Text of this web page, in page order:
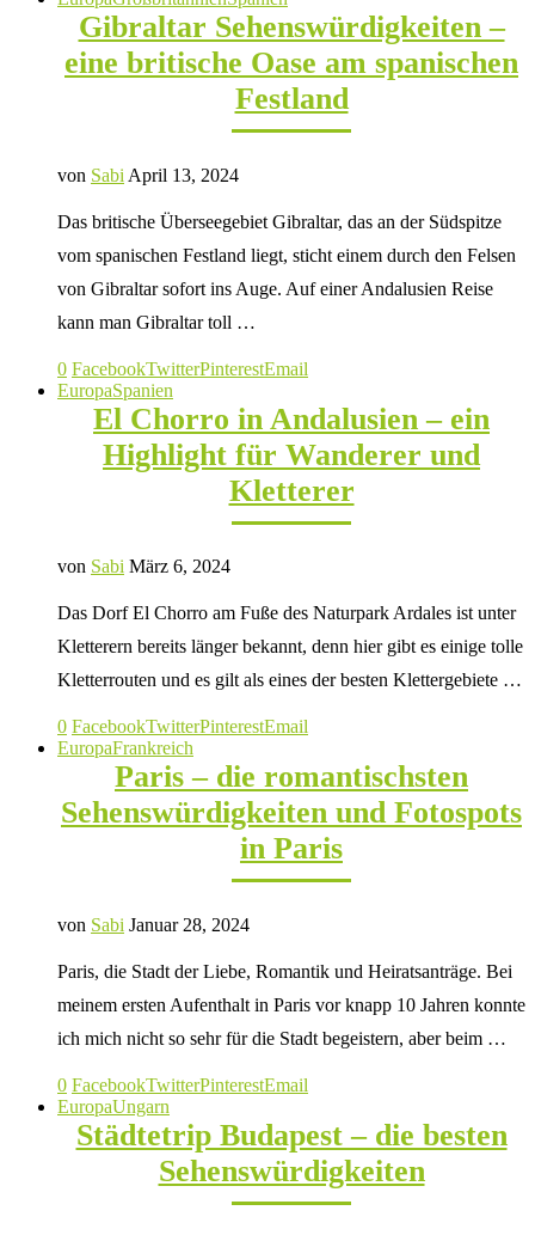
Gibraltar Sehenswürdigkeiten –
eine britische Oase am spanischen
Festland
von Sabi April 13, 2024
Das britische Überseegebiet Gibraltar, das an der Südspitze
vom spanischen Festland liegt, sticht einem durch den Felsen
von Gibraltar sofort ins Auge. Auf einer Andalusien Reise
kann man Gibraltar toll …
0 FacebookTwitterPinterestEmail
EuropaSpanien
El Chorro in Andalusien – ein
Highlight für Wanderer und
Kletterer
von Sabi März 6, 2024
Das Dorf El Chorro am Fuße des Naturpark Ardales ist unter
Kletterern bereits länger bekannt, denn hier gibt es einige tolle
Kletterrouten und es gilt als eines der besten Klettergebiete …
0 FacebookTwitterPinterestEmail
EuropaFrankreich
Paris – die romantischsten
Sehenswürdigkeiten und Fotospots
in Paris
von Sabi Januar 28, 2024
Paris, die Stadt der Liebe, Romantik und Heiratsanträge. Bei
meinem ersten Aufenthalt in Paris vor knapp 10 Jahren konnte
ich mich nicht so sehr für die Stadt begeistern, aber beim …
0 FacebookTwitterPinterestEmail
EuropaUngarn
Städtetrip Budapest – die besten
Sehenswürdigkeiten